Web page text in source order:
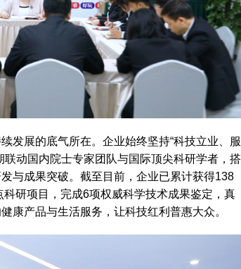
发展的底气所在。企业始终坚持“科技立业、服
动国内院士专家团队与国际顶尖科研学者，搭
与成果突破。截至目前，企业已累计获得138
研项目，完成6项权威科学技术成果鉴定，真
康产品与生活服务，让科技红利普惠大众。